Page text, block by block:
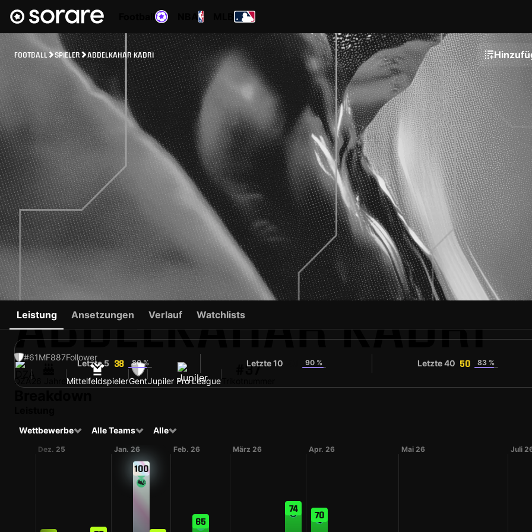
FOOTBALL SPIELER ABDELKAHAR KADRI
ABDELKAHAR KADRI
#61MF887Follower
DZA MittelfeldspielerGentJupiler Pro League
#37
Leistung Ansetzungen Verlauf Watchlists
Letzte 5 38 80 % Letzte 10 90 % Letzte 40 50 83 %
Wettbewerbe Alle Teams Alle
Dez. 25 Jan. 26
100
Feb. 26
65
März 26
74
Apr. 26
70
Mai 26 Juli